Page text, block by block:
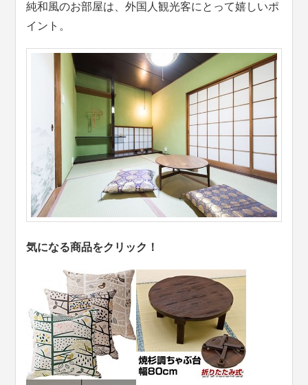
純和風のお部屋は、外国人観光客にとって嬉しいポ
イント。
気になる商品をクリック！